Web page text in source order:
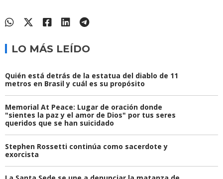
LO MÁS LEÍDO
Quién está detrás de la estatua del diablo de 11
metros en Brasil y cuál es su propósito
Memorial At Peace: Lugar de oración donde
"sientes la paz y el amor de Dios" por tus seres
queridos que se han suicidado
Stephen Rossetti continúa como sacerdote y
exorcista